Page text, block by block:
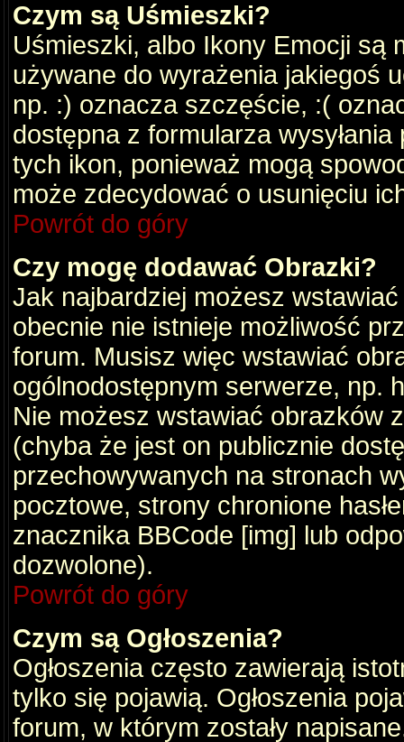
Czym są Uśmieszki?
Uśmieszki, albo Ikony Emocji są
używane do wyrażenia jakiegoś
np. :) oznacza szczęście, :(
dostępna z formularza
tych ikon, ponieważ mogą
może zdecydować o usunięciu
Powrót do góry
Czy mogę dodawać Obrazki?
Jak najbardziej możesz
obecnie nie istnieje możliwość
forum. Musisz więc wstawiać
ogólnodostępnym serwerze, np.
Nie możesz wstawiać obrazków
(chyba że jest on publicznie
przechowywanych na stronach
pocztowe, strony chronione
znacznika BBCode [img] lub
dozwolone).
Powrót do góry
Czym są Ogłoszenia?
Ogłoszenia często zawierają
tylko się pojawią. Ogłoszenia
forum, w którym zostały